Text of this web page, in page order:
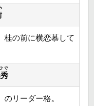
桂の前に横恋慕して
で
リーダー格。